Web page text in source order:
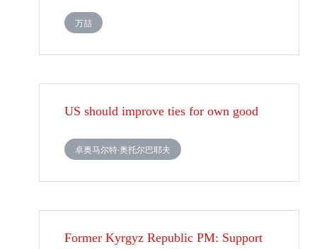
万喆
US should improve ties for own good
卓奥马尔特·奥托尔巴耶夫
Former Kyrgyz Republic PM: Support